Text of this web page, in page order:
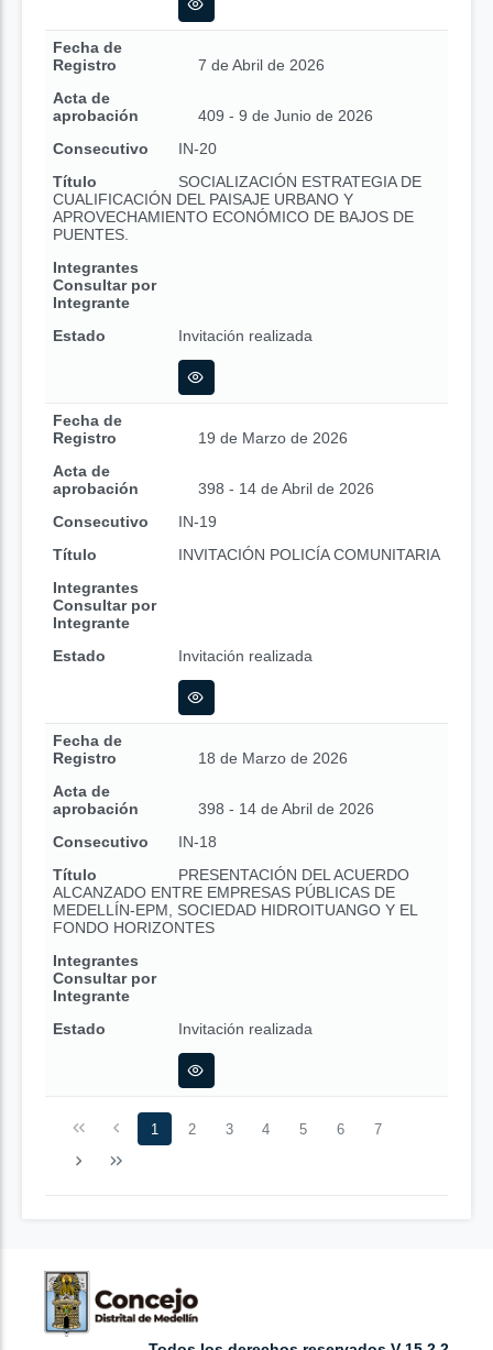
Fecha de
Registro
7 de Abril de 2026
Acta de
aprobación
409 - 9 de Junio de 2026
Consecutivo
IN-20
Título
SOCIALIZACIÓN ESTRATEGIA DE
CUALIFICACIÓN DEL PAISAJE URBANO Y
APROVECHAMIENTO ECONÓMICO DE BAJOS DE
PUENTES.
Integrantes
Consultar por
Integrante
Estado
Invitación realizada
Fecha de
Registro
19 de Marzo de 2026
Acta de
aprobación
398 - 14 de Abril de 2026
Consecutivo
IN-19
Título
INVITACIÓN POLICÍA COMUNITARIA
Integrantes
Consultar por
Integrante
Estado
Invitación realizada
Fecha de
Registro
18 de Marzo de 2026
Acta de
aprobación
398 - 14 de Abril de 2026
Consecutivo
IN-18
Título
PRESENTACIÓN DEL ACUERDO
ALCANZADO ENTRE EMPRESAS PÚBLICAS DE
MEDELLÍN-EPM, SOCIEDAD HIDROITUANGO Y EL
FONDO HORIZONTES
Integrantes
Consultar por
Integrante
Estado
Invitación realizada
1 2 3 4 5 6 7